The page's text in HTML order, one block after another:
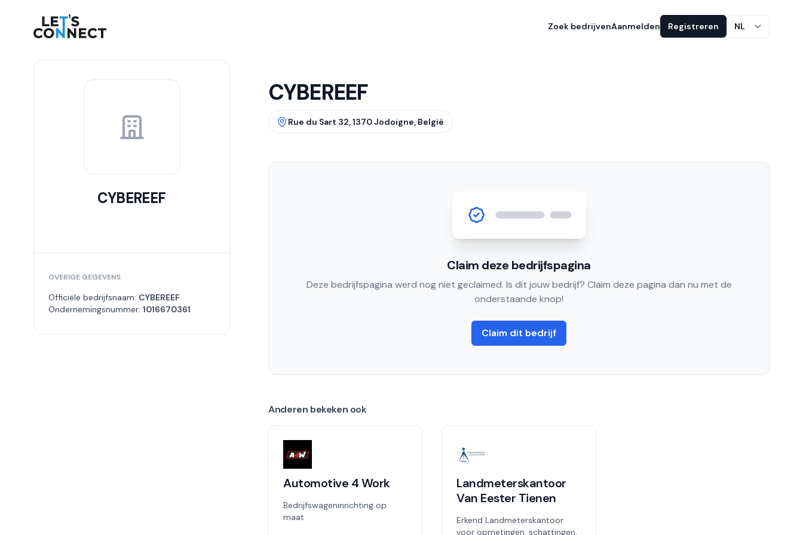
Let's Connect Zoek bedrijvenAanmelden Registreren NL
CYBEREEF
OVERIGE GEGEVENS
Officiële bedrijfsnaam: CYBEREEF
Ondernemingsnummer: 1016670361
CYBEREEF
Rue du Sart 32, 1370 Jodoigne, België
Claim deze bedrijfspagina
Deze bedrijfspagina werd nog niet geclaimed. Is dit jouw bedrijf? Claim deze pagina dan nu met de
onderstaande knop!
Claim dit bedrijf
Anderen bekeken ook
Automotive 4 Work
Bedrijfswageninrichting op
maat
Landmeterskantoor
Van Eester Tienen
Erkend Landmeterskantoor
voor opmetingen, schattingen,